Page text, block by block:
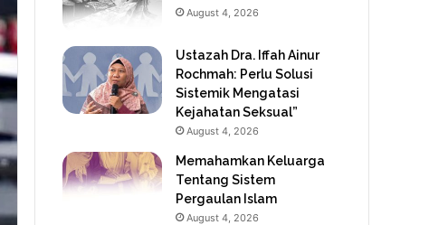
August 4, 2026
Ustazah Dra. Iffah Ainur
Rochmah: Perlu Solusi
Sistemik Mengatasi
Kejahatan Seksual”
August 4, 2026
Memahamkan Keluarga
Tentang Sistem
Pergaulan Islam
August 4, 2026